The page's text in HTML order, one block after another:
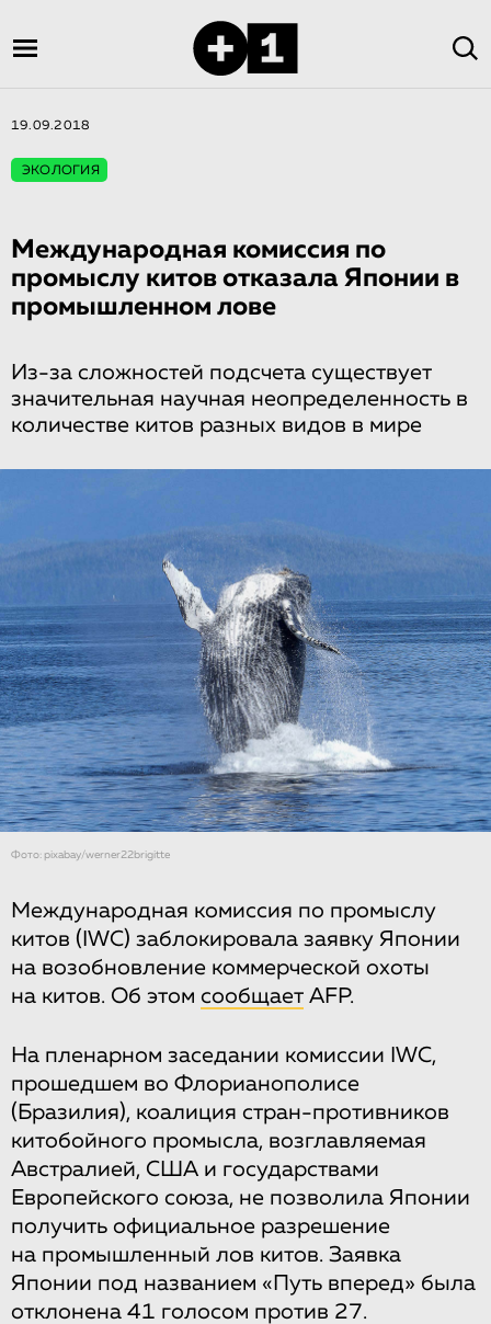
19.09.2018
ЭКОЛОГИЯ
Международная комиссия по
промыслу китов отказала Японии в
промышленном лове
Из-за сложностей подсчета существует
значительная научная неопределенность в
количестве китов разных видов в мире
Фото: pixabay/werner22brigitte
Международная комиссия по промыслу
китов (IWC) заблокировала заявку Японии
на возобновление коммерческой охоты
на китов. Об этом сообщает AFP.
На пленарном заседании комиссии IWC,
прошедшем во Флорианополисе
(Бразилия), коалиция стран-противников
китобойного промысла, возглавляемая
Австралией, США и государствами
Европейского союза, не позволила Японии
получить официальное разрешение
на промышленный лов китов. Заявка
Японии под названием «Путь вперед» была
отклонена 41 голосом против 27.